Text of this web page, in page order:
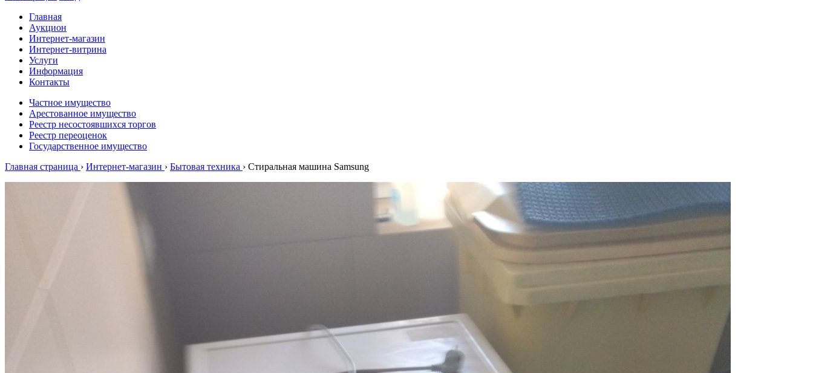
Главная
Аукцион
Интернет-магазин
Интернет-витрина
Услуги
Информация
Контакты
Частное имущество
Арестованное имущество
Реестр несостоявшихся торгов
Реестр переоценок
Государственное имущество
Главная страница › Интернет-магазин › Бытовая техника › Стиральная машина Samsung